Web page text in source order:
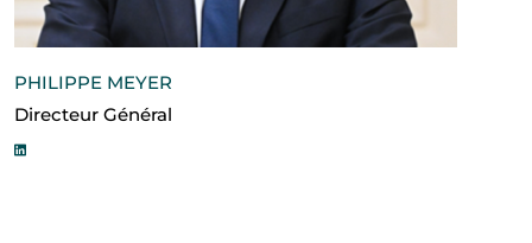
PHILIPPE MEYER
Directeur Général